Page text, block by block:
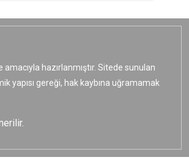
hazırlanmıştır. Sitede sunulan
yapısı gereği, hak kaybına uğramamak